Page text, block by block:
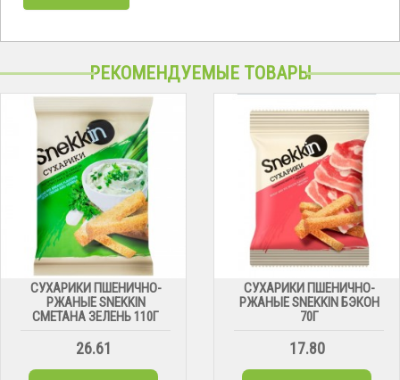
РЕКОМЕНДУЕМЫЕ ТОВАРЫ
СУХАРИКИ ПШЕНИЧНО-
РЖАНЫЕ SNEKKIN
СМЕТАНА ЗЕЛЕНЬ 110Г
26.61
СУХАРИКИ ПШЕНИЧНО-
РЖАНЫЕ SNEKKIN БЭКОН
70Г
17.80